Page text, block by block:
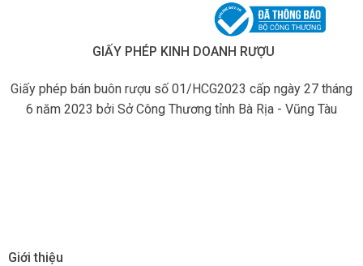
GIẤY PHÉP KINH DOANH RƯỢU
Giấy phép bán buôn rượu số 01/HCG2023 cấp ngày 27 tháng
6 năm 2023 bởi Sở Công Thương tỉnh Bà Rịa - Vũng Tàu
Giới thiệu